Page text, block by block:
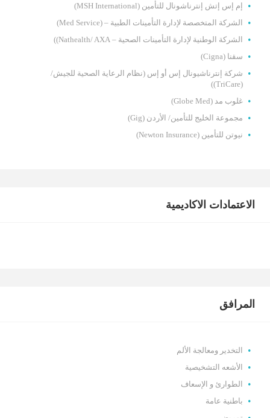
إم إس إتش إنترناشونال للتأمين (MSH International)
الشركة المتخصصة لإدارة التأمينات الطبية – (Med Service)
الشركة الوطنية لإدارة التأمينات الصحية – Nathealth/ AXA))
سقنا (Cigna)
شركة إنترناشيونال إس أو إس (نظام الرعاية الصحية للجيش/
(TriCare))
غلوب مد (Globe Med)
مجموعة الخليج للتأمين/ الأردن (Gig)
نيوتن للتأمين (Newton Insurance)
الاعتمادات الاكاديمية
المرافق
التخدير ومعالجة الألم
الأشعه التشخيصية
الطوارئ و الإسعاف
باطنية عامة